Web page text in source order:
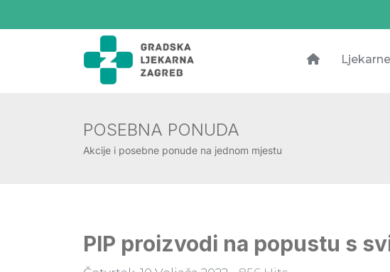
Ljekarne
POSEBNA PONUDA
Akcije i posebne ponude na jednom mjestu
PIP proizvodi na popustu s